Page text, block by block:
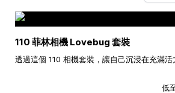
110 菲林相機 Lovebug 套裝
透過這個 110 相機套裝，讓自己沉浸在充滿活
低